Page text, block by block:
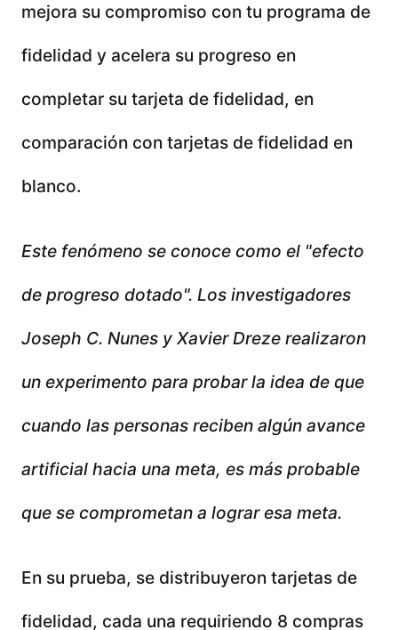
mejora su compromiso con tu programa de
fidelidad y acelera su progreso en
completar su tarjeta de fidelidad, en
comparación con tarjetas de fidelidad en
blanco.
Este fenómeno se conoce como el "efecto
de progreso dotado". Los investigadores
Joseph C. Nunes y Xavier Dreze realizaron
un experimento para probar la idea de que
cuando las personas reciben algún avance
artificial hacia una meta, es más probable
que se comprometan a lograr esa meta.
En su prueba, se distribuyeron tarjetas de
fidelidad, cada una requiriendo 8 compras